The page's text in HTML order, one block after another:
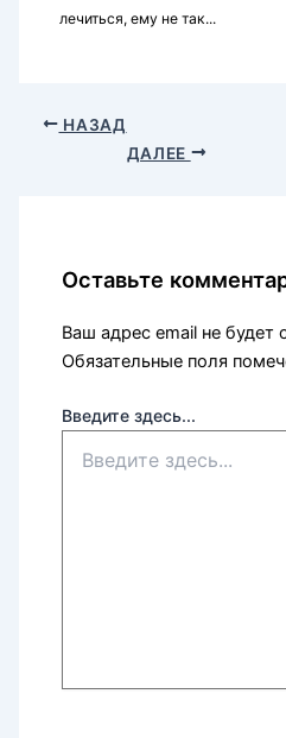
лечиться, ему не так...
НАЗАД
ДАЛЕЕ
Оставьте
Ваш адрес email не будет
Обязательные поля
Введите здесь...